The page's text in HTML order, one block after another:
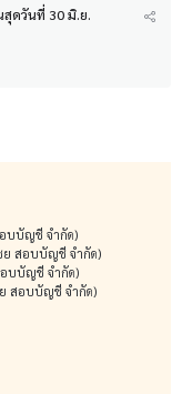
สุดวันที่ 30 มิ.ย.
อบบัญชี จำกัด)
ย สอบบัญชี จำกัด)
อบบัญชี จำกัด)
สอบบัญชี จำกัด)